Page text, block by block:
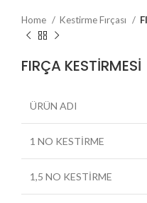
Home Kestirme Fırçası
FIRÇA KESTİRMESİ
ÜRÜN ADI
1 NO KESTİRME
1,5 NO KESTİRME